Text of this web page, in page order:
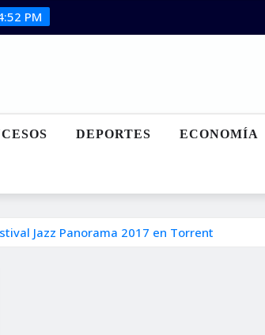
PM
DEPORTES ECONOMÍA
Jazz Panorama 2017 en Torrent